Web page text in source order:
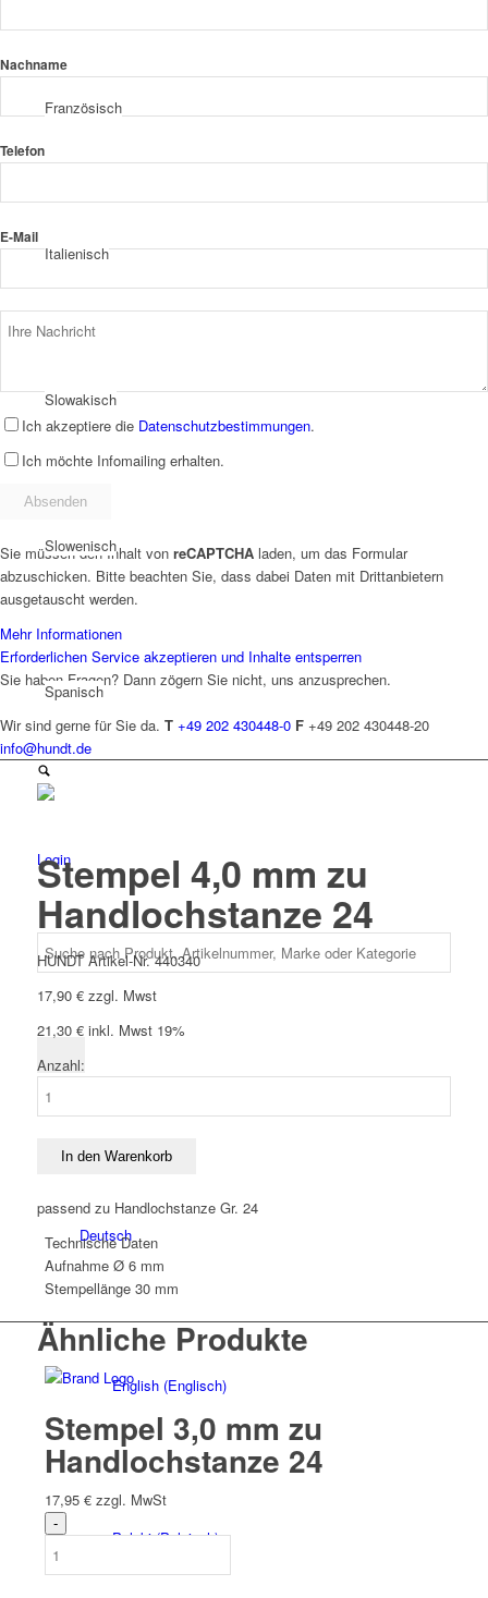
Französisch
Italienisch
Slowakisch
Slowenisch
Spanisch
Login
Deutsch
English(Englisch)
Polski(Polnisch)
Nachname
Telefon
E-Mail
Ich akzeptiere die Datenschutzbestimmungen.
Ich möchte Infomailing erhalten.
Sie müssen den Inhalt von reCAPTCHA laden, um das Formular
abzuschicken. Bitte beachten Sie, dass dabei Daten mit Drittanbietern
ausgetauscht werden.
Mehr Informationen
Erforderlichen Service akzeptieren und Inhalte entsperren
Sie haben Fragen? Dann zögern Sie nicht, uns anzusprechen.
Wir sind gerne für Sie da. T +49 202 430448-0 F +49 202 430448-20
info@hundt.de
Stempel 4,0 mm zu
Handlochstanze 24
HUNDT Artikel-Nr. 440340
17,90 €zzgl. Mwst
21,30 €inkl. Mwst 19%
Anzahl:
In den Warenkorb
passend zu Handlochstanze Gr. 24
Technische Daten
Aufnahme Ø 6 mm
Stempellänge 30 mm
Ähnliche Produkte
Stempel 3,0 mm zu
Handlochstanze 24
17,95 € zzgl. MwSt